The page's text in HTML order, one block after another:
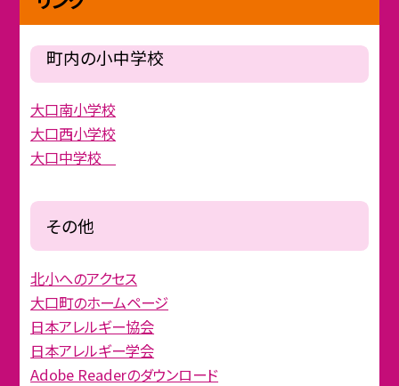
町内の小中学校
大口南小学校
大口西小学校
大口中学校
その他
北小へのアクセス
大口町のホームページ
日本アレルギー協会
日本アレルギー学会
Adobe Readerのダウンロード